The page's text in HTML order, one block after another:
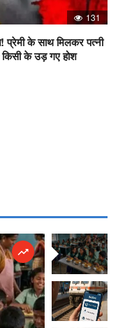
131
के साथ मिलकर पत्नी
किसी के उड़ गए होश
राष्ट्रीय